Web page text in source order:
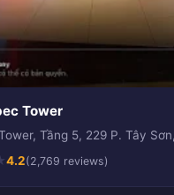
Tower
Tầng 5, 229 P. Tây
4.2(2,769 reviews)